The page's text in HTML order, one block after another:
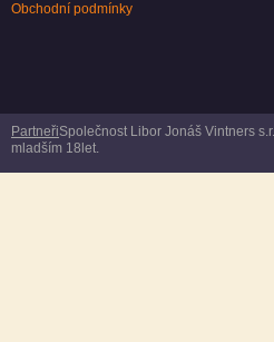
Obchodní podmínky
PartneřiSpolečnost Libor Jonáš Vintners
mladším 18let.